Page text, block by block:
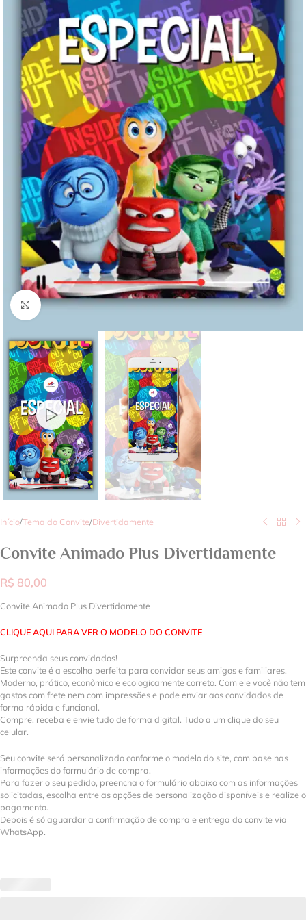
Clique para ampliar
Início/Tema do Convite/Divertidamente
Convite Animado Plus Divertidamente
R$ 80,00
Convite Animado Plus Divertidamente
CLIQUE AQUI PARA VER O MODELO DO CONVITE
Surpreenda seus convidados!
Este convite é a escolha perfeita para convidar seus amigos e familiares.
Moderno, prático, econômico e ecologicamente correto. Com ele você não tem
gastos com frete nem com impressões e pode enviar aos convidados de
forma rápida e funcional.
Compre, receba e envie tudo de forma digital. Tudo a um clique do seu
celular.
Seu convite será personalizado conforme o modelo do site, com base nas
informações do formulário de compra.
Para fazer o seu pedido, preencha o formulário abaixo com as informações
solicitadas, escolha entre as opções de personalização disponíveis e realize o
pagamento.
Depois é só aguardar a confirmação de compra e entrega do convite via
WhatsApp.